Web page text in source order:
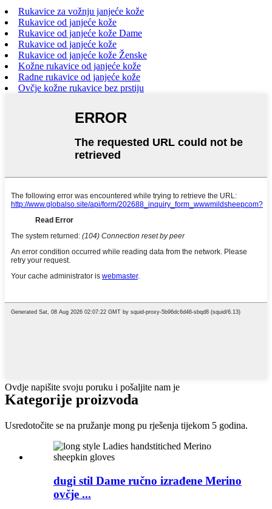
Rukavice za vožnju janjeće kože
Rukavice od janjeće kože
Rukavice od janjeće kože Dame
Rukavice od janjeće kože
Rukavice od janjeće kože Ženske
Kožne rukavice od janjeće kože
Radne rukavice od janjeće kože
Ovčje kožne rukavice bez prstiju
Ovdje napišite svoju poruku i pošaljite nam je
Kategorije proizvoda
Usredotočite se na pružanje mong pu rješenja tijekom 5 godina.
dugi stil Dame ručno izrađene Merino
ovčje ...